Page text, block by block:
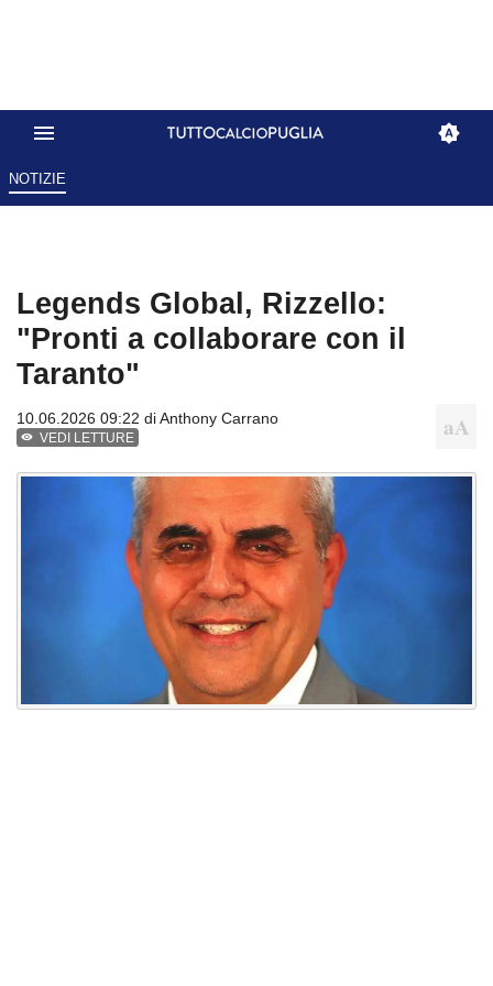
NOTIZIE
Legends Global, Rizzello:
"Pronti a collaborare con il
Taranto"
10.06.2026 09:22 diAnthony Carrano
VEDI LETTURE